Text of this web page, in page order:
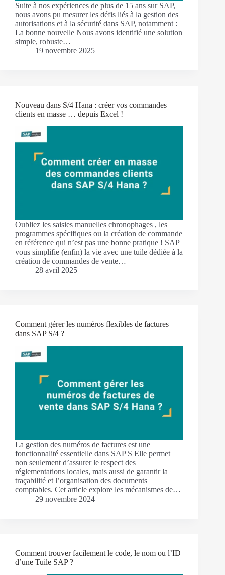
Suite à nos expériences de plus de 15 ans sur SAP,
nous avons pu mesurer les défis liés à la gestion des
autorisations et à la sécurité dans SAP, notamment :
La bonne nouvelle Nous avons identifié une solution
simple, robuste…
19 novembre 2025
Nouveau dans S/4 Hana : créer vos commandes
clients en masse … depuis Excel !
Oubliez les saisies manuelles chronophages , les
programmes spécifiques ou la création de commande
en référence qui n’est pas une bonne pratique ! SAP
vous simplifie (enfin) la vie avec une tuile dédiée à la
création de commandes de vente…
28 avril 2025
Comment gérer les numéros flexibles de factures
dans SAP S/4 ?
La gestion des numéros de factures est une
fonctionnalité essentielle dans SAP S Elle permet
non seulement d’assurer le respect des
réglementations locales, mais aussi de garantir la
traçabilité et l’organisation des documents
comptables. Cet article explore les mécanismes de…
29 novembre 2024
Comment trouver facilement le code, le nom ou l’ID
d’une Tuile SAP ?